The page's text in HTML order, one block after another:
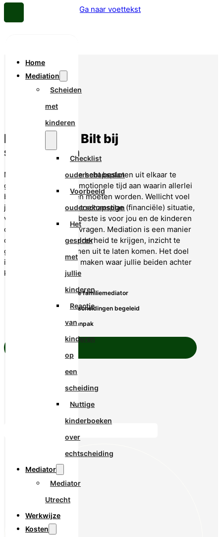
Ga naar voettekst
Home
Mediation
Scheiden
met
kinderen
Checklist
ouderschapsplan
Voorbeeld
ouderschapsplan
Het
gesprek
met
jullie
kinderen
Reactie
van
kinderen
op
een
scheiding
Nuttige
kinderboeken
over
echtscheiding
Mediator
Mediator
Utrecht
Werkwijze
Kosten
Mediator De Bilt bij
scheidingen
Mediator de Bilt: Als je hebt besloten uit elkaar te
gaan, breekt er een emotionele tijd aan waarin allerlei
beslissingen genomen moeten worden. Wellicht voel
je je onzeker over de toekomstige (financiële) situatie,
vraag je je af wat het beste is voor jou en de kinderen
of heb je nog andere vragen. Mediation is een manier
om jullie te helpen helderheid te krijgen, inzicht te
geven en jullie er samen uit te laten komen. Het doel
is dat jullie afspraken maken waar jullie beiden achter
kunnen staan.
✓ Gecertificeerde familiemediator
✓ Meer dan 600 scheidingen begeleid
✓ Persoonlijke aanpak